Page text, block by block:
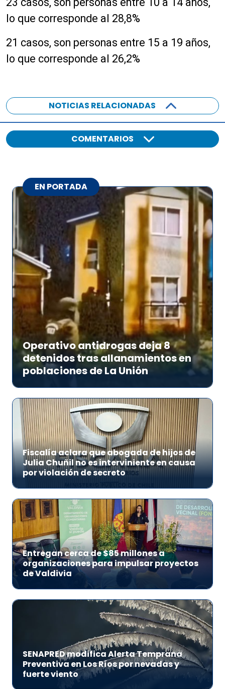
lo que corresponde al 28,8%
21 casos, son personas entre 15 a 19 años,
lo que corresponde al 26,2%
NOTICIAS RELACIONADAS
COMENTARIOS
EN PORTADA
Operativo antidrogas deja 8
detenidos tras allanamientos en
poblaciones de La Unión
Fiscalía aclara que abogada de hijos de
Julia Chuñil no es interviniente en causa
por violación de secreto
Entregan cerca de $85 millones a
organizaciones para impulsar proyectos
de Valdivia
SENAPRED modifica Alerta Temprana
Preventiva en Los Ríos por nevadas y
fuerte viento